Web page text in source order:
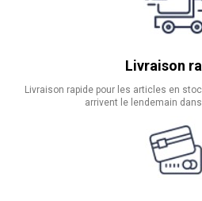
Livraison
Livraison rapide pour les articles en
arrivent le lendemain